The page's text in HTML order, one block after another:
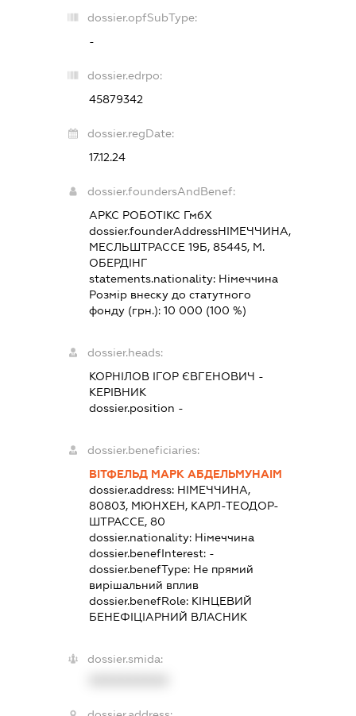
dossier.opfSubType:
-
dossier.edrpo:
45879342
dossier.regDate:
17.12.24
dossier.foundersAndBenef:
АРКС РОБОТІКС ГмбХ
dossier.founderAddressНІМЕЧЧИНА,
МЕСЛЬШТРАССЕ 19Б, 85445, М.
ОБЕРДІНГ
statements.nationality: Німеччина
Розмір внеску до статутного
фонду (грн.): 10 000 (100 %)
dossier.heads:
КОРНІЛОВ ІГОР ЄВГЕНОВИЧ -
КЕРІВНИК
dossier.position -
dossier.beneficiaries:
ВІТФЕЛЬД МАРК АБДЕЛЬМУНАІМ
dossier.address: НІМЕЧЧИНА,
80803, МЮНХЕН, КАРЛ-ТЕОДОР-
ШТРАССЕ, 80
dossier.nationality: Німеччина
dossier.benefInterest: -
dossier.benefType: Не прямий
вирішальний вплив
dossier.benefRole: КІНЦЕВИЙ
БЕНЕФІЦІАРНИЙ ВЛАСНИК
dossier.smida: